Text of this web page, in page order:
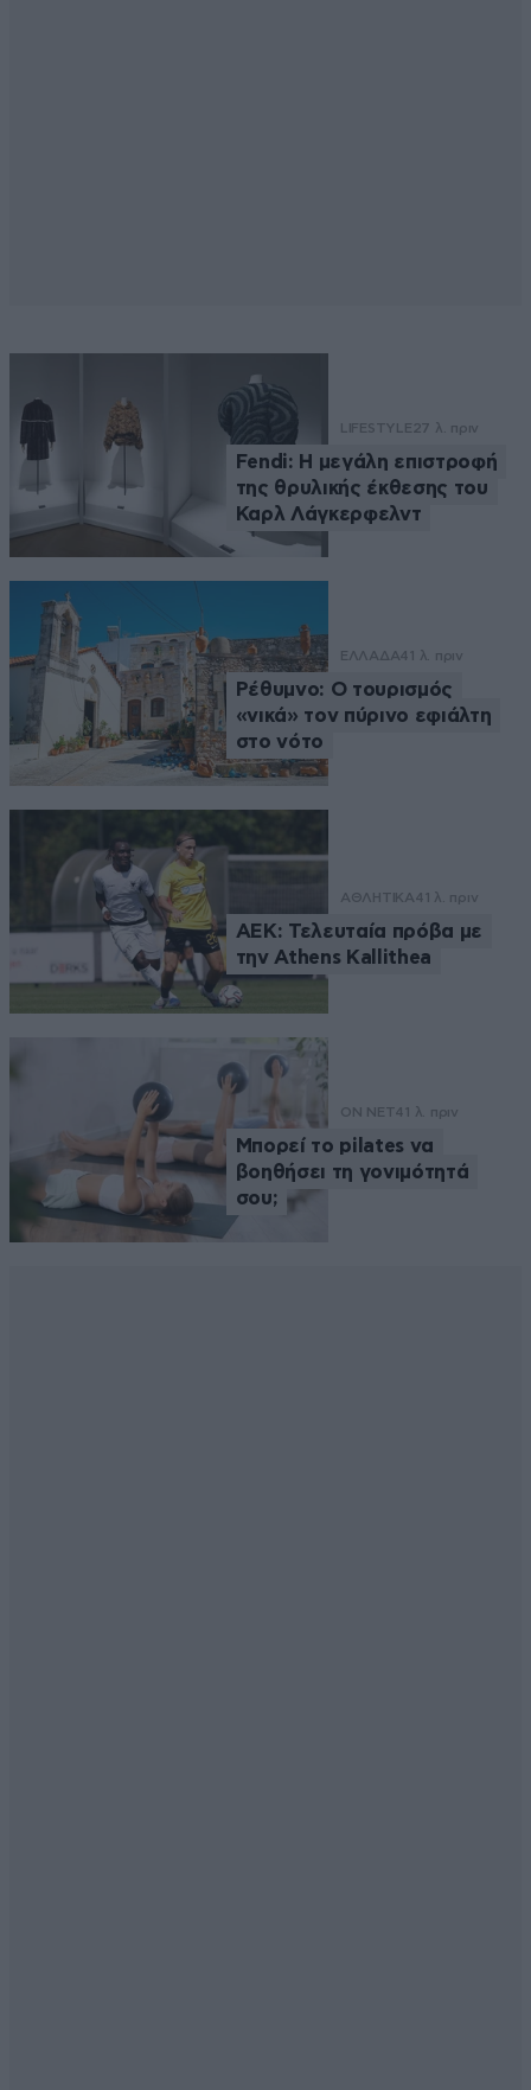
LIFESTYLE 27 λ. πριν
Fendi: Η μεγάλη επιστροφή
της θρυλικής έκθεσης του
Καρλ Λάγκερφελντ
ΕΛΛΑΔΑ41 λ. πριν
Ρέθυμνο: Ο τουρισμός
«νικά» τον πύρινο εφιάλτη
στο νότο
ΑΘΛΗΤΙΚΑ41 λ. πριν
ΑΕΚ: Τελευταία πρόβα με
την Athens Kallithea
ON NET41 λ. πριν
Μπορεί το pilates να
βοηθήσει τη γονιμότητά
σου;